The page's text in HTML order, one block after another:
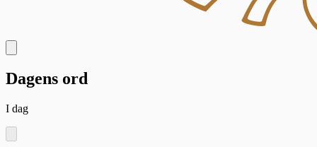
Dagens ord
I dag